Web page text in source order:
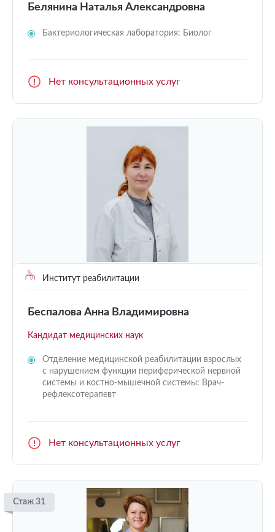
Белянина Наталья Александровна
Бактериологическая лаборатория: Биолог
Нет консультационных услуг
Институт реабилитации
Беспалова Анна Владимировна
Кандидат медицинских наук
Отделение медицинской реабилитации взрослых
с нарушением функции периферической нервной
системы и костно-мышечной системы: Врач-
рефлексотерапевт
Нет консультационных услуг
Стаж 31